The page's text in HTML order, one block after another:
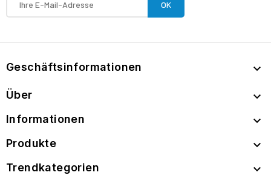
Geschäftsinformationen 
Über 
Informationen 
Produkte 
Trendkategorien 